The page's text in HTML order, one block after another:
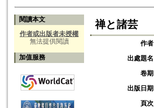
閱讀本文
作者或出版者未授權
無法提供閱讀
加值服務
禅と諸芸
作者
出處題名
卷期
出版日期
頁次